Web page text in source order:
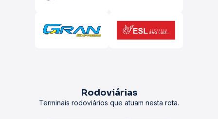
Rodoviárias
Terminais rodoviários que atuam nesta rota.